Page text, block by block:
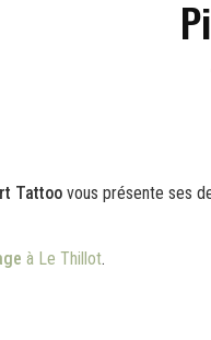
Tattoo vous présente ses
à Le Thillot.